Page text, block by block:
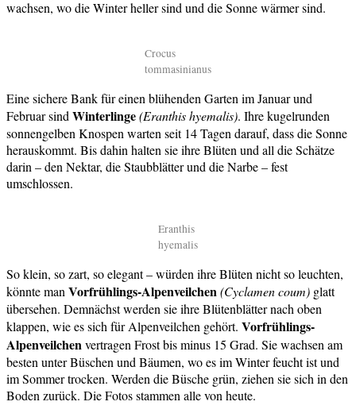
wachsen, wo die Winter heller sind und die Sonne wärmer sind.
Crocus
tommasinianus
Eine sichere Bank für einen blühenden Garten im Januar und
Februar sind Winterlinge(Eranthis hyemalis). Ihre kugelrunden
sonnengelben Knospen warten seit 14 Tagen darauf, dass die Sonne
herauskommt. Bis dahin halten sie ihre Blüten und all die Schätze
darin – den Nektar, die Staubblätter und die Narbe – fest
umschlossen.
Eranthis
hyemalis
So klein, so zart, so elegant – würden ihre Blüten nicht so leuchten,
könnte man Vorfrühlings-Alpenveilchen(Cyclamen coum) glatt
übersehen. Demnächst werden sie ihre Blütenblätter nach oben
klappen, wie es sich für Alpenveilchen gehört. Vorfrühlings-
Alpenveilchenvertragen Frost bis minus 15 Grad. Sie wachsen am
besten unter Büschen und Bäumen, wo es im Winter feucht ist und
im Sommer trocken. Werden die Büsche grün, ziehen sie sich in den
Boden zurück. Die Fotos stammen alle von heute.